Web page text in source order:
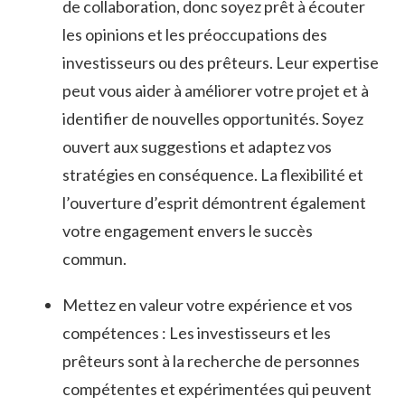
‍de collaboration, donc soyez prêt à écouter
les opinions et les préoccupations des
investisseurs ⁤ou des⁤ prêteurs. Leur ‍expertise
peut vous aider à‍ améliorer votre projet et à
identifier de nouvelles opportunités.⁣ Soyez
ouvert ⁣aux suggestions et​ adaptez ‍vos
stratégies en conséquence. La flexibilité et
l’ouverture d’esprit‍ démontrent ⁤également
⁢votre engagement ⁤envers ‍le succès
commun.
Mettez ⁢en valeur votre expérience et vos
compétences ⁣:​ Les​ investisseurs⁢ et les
prêteurs sont ​à ⁣la recherche de personnes
compétentes et expérimentées qui peuvent